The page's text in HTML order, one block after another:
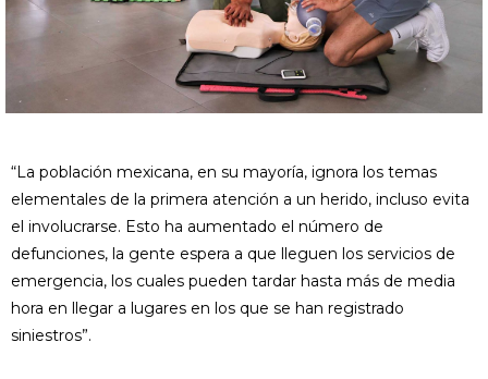
“La población mexicana, en su mayoría, ignora los temas
elementales de la primera atención a un herido, incluso evita
el involucrarse. Esto ha aumentado el número de
defunciones, la gente espera a que lleguen los servicios de
emergencia, los cuales pueden tardar hasta más de media
hora en llegar a lugares en los que se han registrado
siniestros”.